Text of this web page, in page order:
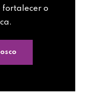
fortalecer o